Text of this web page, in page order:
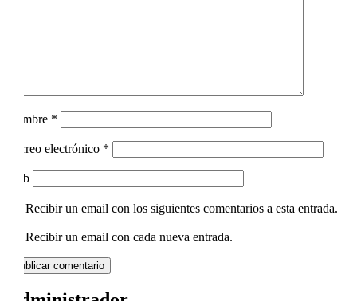
Nombre *
Correo electrónico *
Web
Recibir un email con los siguientes comentarios a esta entrada.
Recibir un email con cada nueva entrada.